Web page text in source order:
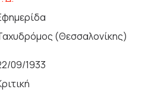
(Θεσσαλονίκης)
09/1933